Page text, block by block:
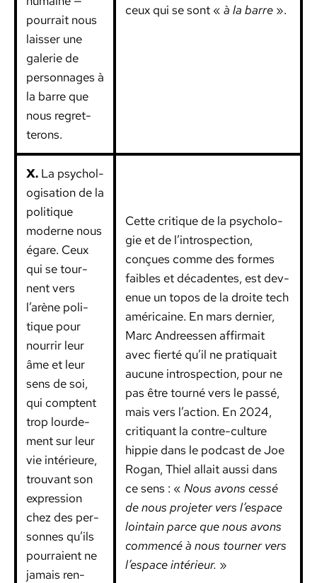
pour­rait nous
laiss­er une
galerie de
per­son­nages à
la barre que
nous regret­
terons.
ceux qui se sont « à la barre».
X.La psy­chol­
o­gi­sa­tion de la
poli­tique
mod­erne nous
égare. Ceux
qui se tour­
nent vers
l’arène poli­
tique pour
nour­rir leur
âme et leur
sens de soi,
qui comptent
trop lour­de­
ment sur leur
vie intérieure,
trou­vant son
expres­sion
chez des per­
son­nes qu’ils
pour­raient ne
jamais ren­
Cette cri­tique de la psy­cholo­
gie et de l’introspection,
conçues comme des formes
faibles et déca­dentes, est dev­
enue un topos de la droite tech
améri­caine. En mars dernier,
Marc Andreessen affir­mait
avec fierté qu’il ne pra­ti­quait
aucune intro­spec­tion, pour ne
pas être tourné vers le passé,
mais vers l’action. En 2024,
cri­ti­quant la con­tre-cul­ture
hip­pie dans le pod­cast de Joe
Rogan, Thiel allait aus­si dans
ce sens : « Nous avons cessé
de nous pro­jeter vers l’espace
loin­tain parce que nous avons
com­mencé à nous tourn­er vers
l’espace intérieur. »